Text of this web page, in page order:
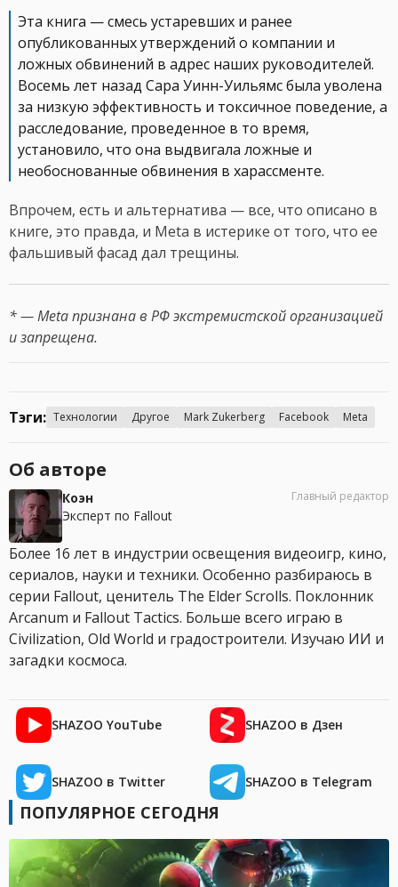
Эта книга — смесь устаревших и ранее
опубликованных утверждений о компании и
ложных обвинений в адрес наших руководителей.
Восемь лет назад Сара Уинн-Уильямс была уволена
за низкую эффективность и токсичное поведение, а
расследование, проведенное в то время,
установило, что она выдвигала ложные и
необоснованные обвинения в харассменте.
Впрочем, есть и альтернатива — все, что описано в
книге, это правда, и Meta в истерике от того, что ее
фальшивый фасад дал трещины.
* — Meta признана в РФ экстремистской организацией
и запрещена.
Тэги: Технологии Другое Mark Zukerberg Facebook Meta
Об авторе
Коэн
Эксперт по Fallout
Главный редактор
Более 16 лет в индустрии освещения видеоигр, кино,
сериалов, науки и техники. Особенно разбираюсь в
серии Fallout, ценитель The Elder Scrolls. Поклонник
Arcanum и Fallout Tactics. Больше всего играю в
Civilization, Old World и градостроители. Изучаю ИИ и
загадки космоса.
SHAZOO YouTube SHAZOO в Дзен
SHAZOO в Twitter SHAZOO в Telegram
ПОПУЛЯРНОЕ СЕГОДНЯ